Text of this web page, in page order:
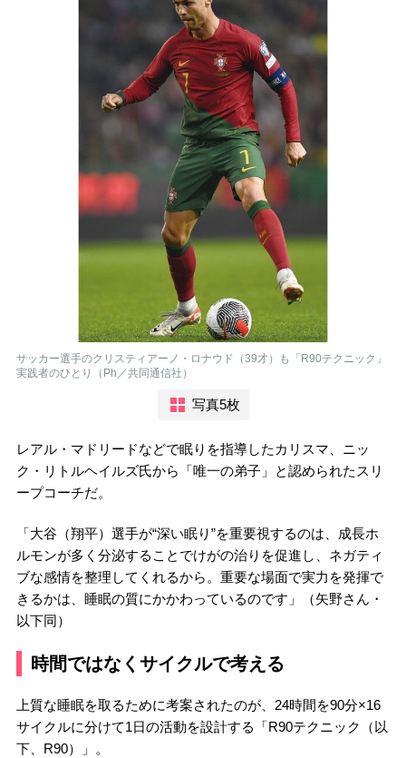
サッカー選手のクリスティアーノ・ロナウド（39才）も「R90テクニック」
実践者のひとり（Ph／共同通信社）
写真5枚
レアル・マドリードなどで眠りを指導したカリスマ、ニッ
ク・リトルヘイルズ氏から「唯一の弟子」と認められたスリ
ープコーチだ。
「大谷（翔平）選手が“深い眠り”を重要視するのは、成長ホ
ルモンが多く分泌することでけがの治りを促進し、ネガティ
ブな感情を整理してくれるから。重要な場面で実力を発揮で
きるかは、睡眠の質にかかわっているのです」（矢野さん・
以下同）
時間ではなくサイクルで考える
上質な睡眠を取るために考案されたのが、24時間を90分×16
サイクルに分けて1日の活動を設計する「R90テクニック（以
下、R90）」。